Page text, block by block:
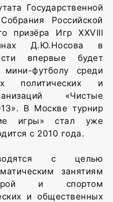
Государственной
Российской
призёра Игр XXVIII
Д.Ю.Носова в
впервые будет
футболу среди
политических и
«Чистые
В Москве турнир
игры» стал уже
с 2010 года.
с целью
занятиям
и спортом
и общественных